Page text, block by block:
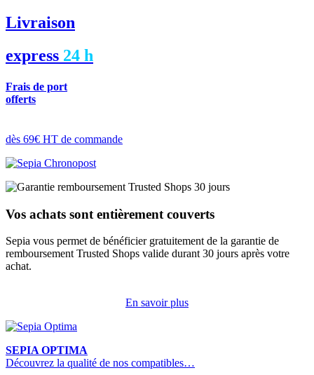
Livraison
express 24 h
Frais de port
offerts
dès 69€ HT de commande
Vos achats sont entièrement couverts
Sepia vous permet de bénéficier gratuitement de la garantie de
remboursement Trusted Shops valide durant 30 jours après votre
achat.
En savoir plus
SEPIA OPTIMA
Découvrez la qualité de nos compatibles…